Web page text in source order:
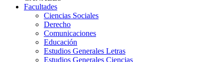
Facultades
Ciencias Sociales
Derecho
Comunicaciones
Educación
Estudios Generales Letras
Estudios Generales Ciencias